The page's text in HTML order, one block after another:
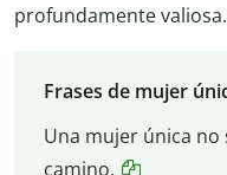
profundamente valiosa.
Frases de mujer
Una mujer única no
camino.